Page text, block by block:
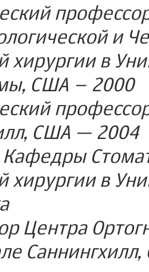
и
хирургии в
США – 2000
США — 2004
хирургии в
Центра